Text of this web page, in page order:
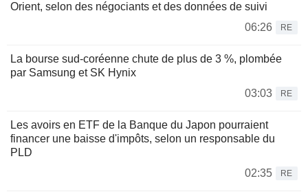
Orient, selon des négociants et des données de suivi
06:26
RE
La bourse sud-coréenne chute de plus de 3 %, plombée
par Samsung et SK Hynix
03:03
RE
Les avoirs en ETF de la Banque du Japon pourraient
financer une baisse d'impôts, selon un responsable du
PLD
02:35
RE